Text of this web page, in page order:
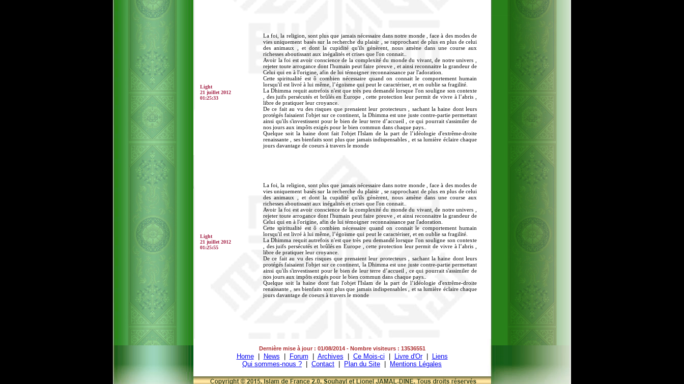
Light
21 juillet 2012
01:25:33
La foi, la religion, sont plus que jamais nécessaire dans notre monde , face à des modes de
vies uniquement basés sur la recherche du plaisir , se rapprochant de plus en plus de celui
des animaux , et dont la cupidité qu'ils génèrent, nous amène dans une course aux
richesses aboutissant aux inégalités et crises que l'on connait..
Avoir la foi est avoir conscience de la complexité du monde du vivant, de notre univers ,
rejeter toute arrogance dont l'humain peut faire preuve , et ainsi reconnaitre la grandeur de
Celui qui en à l'origine, afin de lui témoigner reconnaissance par l'adoration.
Cette spiritualité est ô combien nécessaire quand on connait le comportement humain
lorsqu'il est livré à lui même, l’égoïsme qui peut le caractériser, et en oublie sa fragilité.
La Dhimma requit autrefois n'est que très peu demandé lorsque l'on souligne son contexte
, des juifs persécutés et brûlés en Europe , cette protection leur permit de vivre à l’abris ,
libre de pratiquer leur croyance.
De ce fait au vu des risques que prenaient leur protecteurs , sachant la haine dont leurs
protégés faisaient l'objet sur ce continent, la Dhimma est une juste contre-partie permettant
ainsi qu'ils s'investissent pour le bien de leur terre d’accueil , ce qui pourrait s'assimiler de
nos jours aux impôts exigés pour le bien commun dans chaque pays..
Quelque soit la haine dont fait l'objet l'Islam de la part de l’idéologie d'extrême-droite
renaissante , ses bienfaits sont plus que jamais indispensables , et sa lumière éclaire chaque
jours davantage de coeurs à travers le monde
Light
21 juillet 2012
01:25:55
La foi, la religion, sont plus que jamais nécessaire dans notre monde , face à des modes de
vies uniquement basés sur la recherche du plaisir , se rapprochant de plus en plus de celui
des animaux , et dont la cupidité qu'ils génèrent, nous amène dans une course aux
richesses aboutissant aux inégalités et crises que l'on connait..
Avoir la foi est avoir conscience de la complexité du monde du vivant, de notre univers ,
rejeter toute arrogance dont l'humain peut faire preuve , et ainsi reconnaitre la grandeur de
Celui qui en à l'origine, afin de lui témoigner reconnaissance par l'adoration.
Cette spiritualité est ô combien nécessaire quand on connait le comportement humain
lorsqu'il est livré à lui même, l’égoïsme qui peut le caractériser, et en oublie sa fragilité.
La Dhimma requit autrefois n'est que très peu demandé lorsque l'on souligne son contexte
, des juifs persécutés et brûlés en Europe , cette protection leur permit de vivre à l’abris ,
libre de pratiquer leur croyance.
De ce fait au vu des risques que prenaient leur protecteurs , sachant la haine dont leurs
protégés faisaient l'objet sur ce continent, la Dhimma est une juste contre-partie permettant
ainsi qu'ils s'investissent pour le bien de leur terre d’accueil , ce qui pourrait s'assimiler de
nos jours aux impôts exigés pour le bien commun dans chaque pays..
Quelque soit la haine dont fait l'objet l'Islam de la part de l’idéologie d'extrême-droite
renaissante , ses bienfaits sont plus que jamais indispensables , et sa lumière éclaire chaque
jours davantage de coeurs à travers le monde
Dernière mise à jour : 01/08/2014 - Nombre visiteurs : 13536551
Home| News Forum Archives Ce Mois-ci Livre d'Or|
Liens
Qui sommes-nous ?
Contact Plan du Site Mentions Légales